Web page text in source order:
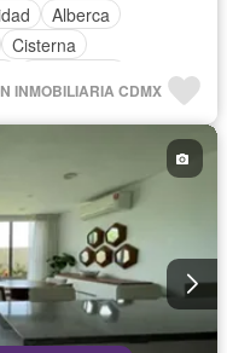
Alberca
Cisterna
con closet
INMOBILIARIA CDMX